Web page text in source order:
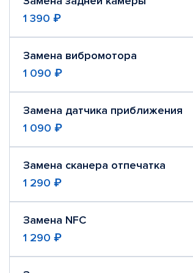
1 390 ₽
Замена вибромотора
1 090 ₽
Замена датчика приближения
1 090 ₽
Замена сканера отпечатка
1 290 ₽
Замена NFC
1 290 ₽